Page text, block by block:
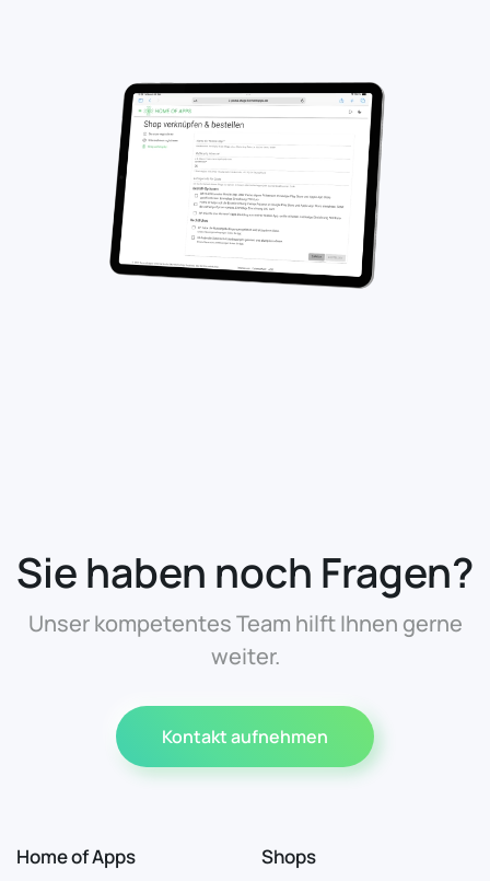
Sie haben noch Fragen?
Unser kompetentes Team hilft Ihnen gerne
weiter.
Kontakt aufnehmen
Home of Apps Shops